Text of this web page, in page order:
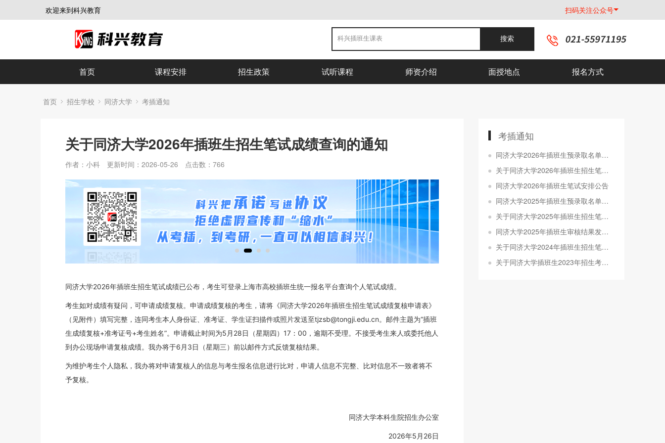
欢迎来到科兴教育 扫码关注公众号
搜索
首页 课程安排 招生政策 试听课程 师资介绍 面授地点 报名方式
首页 招生学校 同济大学 考插通知
关于同济大学2026年插班生招生笔试成绩查询的通知
作者：小科 更新时间：2026-05-26 点击数： 766
同济大学2026年插班生招生笔试成绩已公布，考生可登录上海市高校插班生统一报名平台查询个人笔试成绩。
考生如对成绩有疑问，可申请成绩复核。申请成绩复核的考生，请将《同济大学2026年插班生招生笔试成绩复核申请表》
（见附件）填写完整，连同考生本人身份证、准考证、学生证扫描件或照片发送至tjzsb@tongji.edu.cn。邮件主题为“插班
生成绩复核+准考证号+考生姓名”。申请截止时间为5月28日（星期四）17：00，逾期不受理。不接受考生来人或委托他人
到办公现场申请复核成绩。我办将于6月3日（星期三）前以邮件方式反馈复核结果。
为维护考生个人隐私，我办将对申请复核人的信息与考生报名信息进行比对，申请人信息不完整、比对信息不一致者将不
予复核。
同济大学本科生院招生办公室
2026年5月26日
考插通知
同济大学2026年插班生预录取名单公示
关于同济大学2026年插班生招生笔试成绩查询的通知
同济大学2026年插班生笔试安排公告
同济大学2025年插班生预录取名单公示
关于同济大学2025年插班生招生笔试成绩查询的通知
同济大学2025年插班生审核结果发布及笔试安排的公告
关于同济大学2024年插班生招生笔试成绩查询及复核的通知
关于同济大学插班生2023年招生考试成绩查询及复核的通知